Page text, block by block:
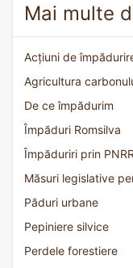
Mai multe
Acțiuni de
Agricultura
De ce împădurim
Împăduri Romsilva
Împăduriri prin PNRR
Măsuri legislative
Păduri urbane
Pepiniere silvice
Perdele forestiere